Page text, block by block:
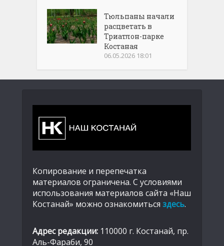
Тюльпаны начали
расцветать в
Триатлон-парке
Костаная
06.05.2026 18:01
Копирование и перепечатка
материалов ограничена. С условиями
использования материалов сайта «Наш
Костанай» можно ознакомиться здесь.
Адрес редакции: 110000 г. Костанай, пр.
Аль-Фараби, 90